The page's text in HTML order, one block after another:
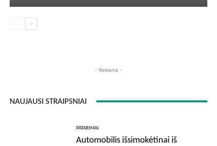
- Reklama -
NAUJAUSI STRAIPSNIAI
PATARIMAI
Automobilis išsimokėtinai iš